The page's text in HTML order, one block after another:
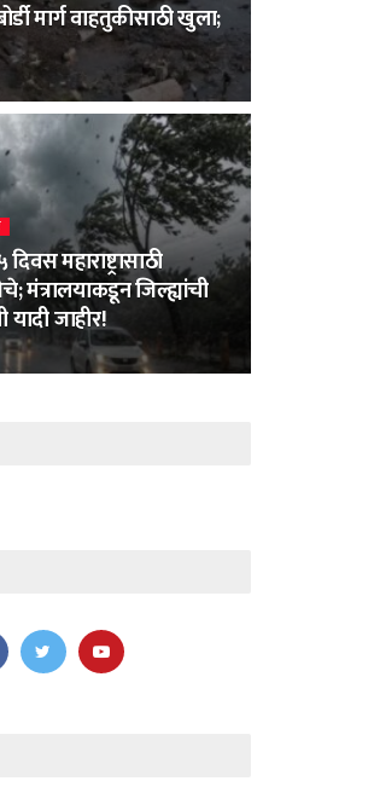
मार्ग वाहतुकीसाठी खुला;
महाराष्ट्रासाठी
मंत्रालयाकडून जिल्ह्यांची
यादी जाहीर!